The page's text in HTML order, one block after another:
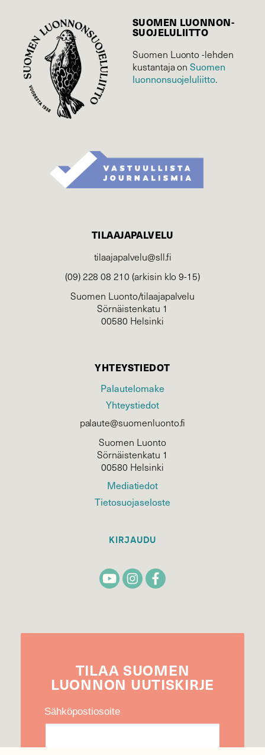
SUOMEN LUONNON­
SUOJELU­LIITTO
Suomen Luonto -lehden
kustantaja onSuomen
luonnonsuojelu­liitto.
TILAAJAPALVELU
tilaajapalvelu@sll.fi
(09) 228 08 210 (arkisin klo 9-15)
Suomen Luonto/tilaajapalvelu
Sörnäistenkatu 1
00580 Helsinki
YHTEYSTIEDOT
Palautelomake
Yhteystiedot
palaute@suomenluonto.fi
Suomen Luonto
Sörnäistenkatu 1
00580 Helsinki
Mediatiedot
Tietosuojaseloste
KIRJAUDU
TILAA SUOMEN
LUONNON UUTIS­KIRJE
Sähköpostiosoite